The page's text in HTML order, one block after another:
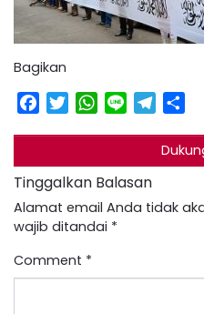
Bagikan
Facebook
TwitterWhatsApp
Line
Tinggalkan Balasan
Alamat email Anda tidak
wajib ditandai *
Comment *